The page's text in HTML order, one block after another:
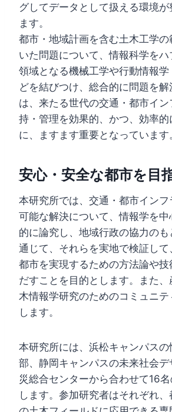
グしてデータとして扱える環境
ます。
都市・地域計画を含む土木工学の
いた問題について、情報科学をハ
領域となる機械工学や行動情報
どを結びつけ、総合的に問題を解
は、来たる世代の交通・都市イ
持・管理を効果的、かつ、効率的
に、ますます重要となっています
安心・安全な都市を目
本研究所では、交通・都市イン
可能な解決について、情報学を
的に論究し、地域行政の協力の
通じて、それらを実地で検証し
都市を実現するための方法論や
だすことを目的とします。また、
木情報学研究のためのコミュニ
します。
本研究所には、浜松キャンパス
部、静岡キャンパスの未来社会
災総合センターから合わせて16
します。参加研究者はそれぞれ